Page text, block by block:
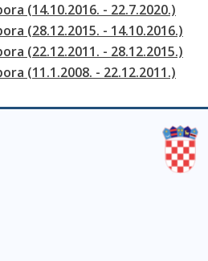
(14.10.2016. - 22.7.2020.)
(28.12.2015. - 14.10.2016.)
(22.12.2011. - 28.12.2015.)
(11.1.2008. - 22.12.2011.)